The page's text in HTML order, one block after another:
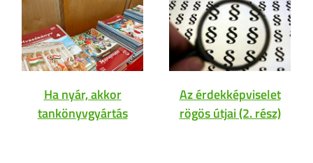
Ha nyár, akkor
tankönyvgyártás
Az érdekképviselet
rögös útjai (2. rész)